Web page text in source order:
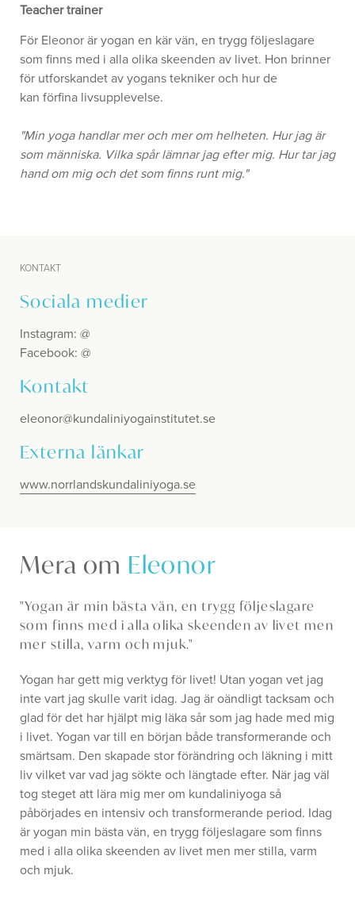
Teacher trainer
För Eleonor är yogan en kär vän, en trygg följeslagare
som finns med i alla olika skeenden av livet. Hon brinner
för utforskandet av yogans tekniker och hur de
kan förfina livsupplevelse.
"Min yoga handlar mer och mer om helheten. Hur jag är
som människa. Vilka spår lämnar jag efter mig. Hur tar jag
hand om mig och det som finns runt mig."
KONTAKT
Sociala medier
Instagram: @
Facebook: @
Kontakt
eleonor@kundaliniyogainstitutet.se
Externa länkar
www.norrlandskundaliniyoga.se
Mera om Eleonor
"Yogan är min bästa vän, en trygg följeslagare
som finns med i alla olika skeenden av livet men
mer stilla, varm och mjuk."
Yogan har gett mig verktyg för livet! Utan yogan vet jag
inte vart jag skulle varit idag. Jag är oändligt tacksam och
glad för det har hjälpt mig läka sår som jag hade med mig
i livet. Yogan var till en början både transformerande och
smärtsam. Den skapade stor förändring och läkning i mitt
liv vilket var vad jag sökte och längtade efter. När jag väl
tog steget att lära mig mer om kundaliniyoga så
påbörjades en intensiv och transformerande period. Idag
är yogan min bästa vän, en trygg följeslagare som finns
med i alla olika skeenden av livet men mer stilla, varm
och mjuk.